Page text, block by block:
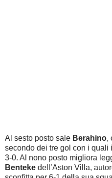
Al sesto posto sale Berahino,
secondo dei tre gol con i quali
3-0. Al nono posto migliora
Benteke dell’Aston Villa,